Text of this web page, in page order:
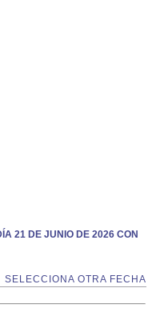
21 DE JUNIO DE 2026 CON
SELECCIONA OTRA FECHA